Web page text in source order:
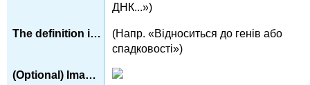
ДНК...»)
(Напр. «Відноситься до генів або
спадковості»)